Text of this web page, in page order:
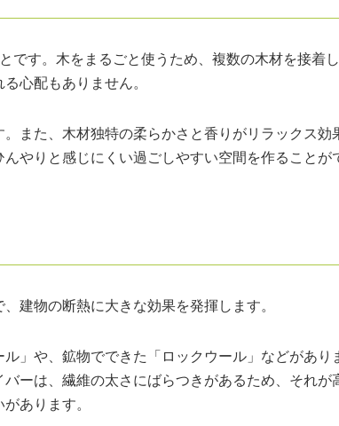
です。木をまるごと使うため、複数の木材を接着し
心配もありません。
また、木材独特の柔らかさと香りがリラックス効
やりと感じにくい過ごしやすい空間を作ることが
建物の断熱に大きな効果を発揮します。
」や、鉱物でできた「ロックウール」などがあり
ーは、繊維の太さにばらつきがあるため、それが
あります。